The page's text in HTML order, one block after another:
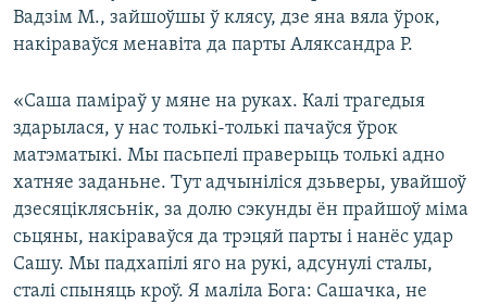
Вадзім М., зайшоўшы ў клясу, дзе яна вяла ўрок,
накіраваўся менавіта да парты Аляксандра Р.
«Саша паміраў у мяне на руках. Калі трагедыя
здарылася, у нас толькі-толькі пачаўся ўрок
матэматыкі. Мы пасьпелі праверыць толькі адно
хатняе заданьне. Тут адчыніліся дзьверы, увайшоў
дзесяціклясьнік, за долю сэкунды ён прайшоў міма
сьцяны, накіраваўся да трэцяй парты і нанёс удар
Сашу. Мы падхапілі яго на рукі, адсунулі сталы,
сталі спыняць кроў. Я маліла Бога: Сашачка, не